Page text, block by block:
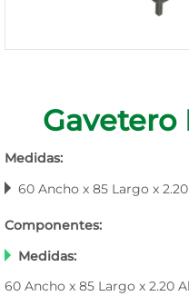
Gavetero
Medidas:
60 Ancho x 85 Largo x
Componentes:
Medidas:
60 Ancho x 85 Largo x 2.20